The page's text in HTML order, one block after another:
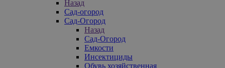
Назад
Сад-огород
Сад-Огород
Назад
Сад-Огород
Емкости
Инсектициды
Обувь хозяйственная